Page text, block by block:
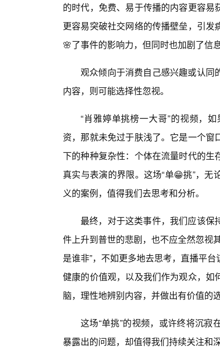
的时代，免费、易于传播的内容更容
更容易突破社交网络的传播壁垒，引
🌸了事件的影响力，但同时也加剧了信
观众倾向于消费自己感兴趣或认
内容，则可能选择性忽视。
“肖雅婷单挑榜一大哥”的视频，
资，那就未免过于肤浅了。它是一个
下的种种复杂性：个体在流量时代的
真实与表演的界限。这场“单😁挑”，
义的案例，值得我们去思考和分析。
最终，对于这类事件，我们应该保
件上升到普世的悲剧，也不应全然忽视
是谁非”，不如更多地去思考，直播平
健康的价值观，以及我们作为观众，
脑，理性地辨别内容，并做出有价值的
这场“单挑”的视频，或许终将沉
暴露出的问题，却值得我们持续关注和